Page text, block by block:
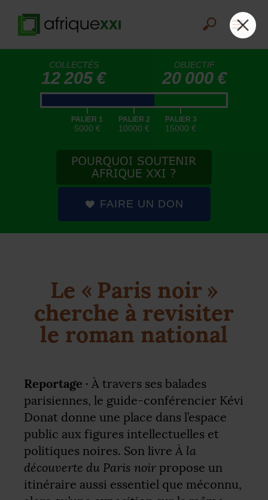
COLLECTÉS
12 205 €
OBJECTIF
20 000 €
|
PALIER 1
5000 €
|
PALIER 2
10000 €
|
PALIER 3
15000 €
FAIRE UN DON
Le « Paris noir »
cherche à revisiter
le roman national
Reportage · À travers ses balades
parisiennes, le guide-conférencier Kévi
Donat donne une place dans l’espace
public aux figures intellectuelles et
politiques noires. Son livre À la
découverte du Paris noir propose un
itinéraire aussi essentiel que méconnu,